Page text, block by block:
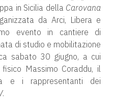
in Sicilia della Carovana
da Arci, Libera e
evento in cantiere di
di studio e mobilitazione
sabato 30 giugno, a cui
Massimo Coraddu, il
e i rappresentanti dei
.